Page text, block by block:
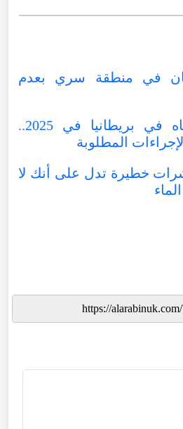
في منطقة سري بعدم
حظر خراطيم المياه في بريطانيا في 2025..
المطلوبة
صحي: 6 مؤشرات خطيرة تدل على أنك لا